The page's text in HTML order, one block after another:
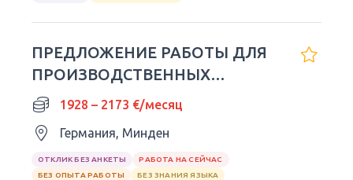
ПРЕДЛОЖЕНИЕ РАБОТЫ ДЛЯ
ПРОИЗВОДСТВЕННЫХ
РАБОЧИХ -
1928 – 2173 €/месяц
Германия, Минден
ОТКЛИК БЕЗ АНКЕТЫ
РАБОТА НА СЕЙЧАС
БЕЗ ОПЫТА РАБОТЫ
БЕЗ ЗНАНИЯ ЯЗЫКА